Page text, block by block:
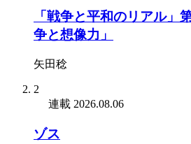
「戦争と平和のリアル
争と想像力」
矢田稔
2
連載 2026.08.06
ゾス